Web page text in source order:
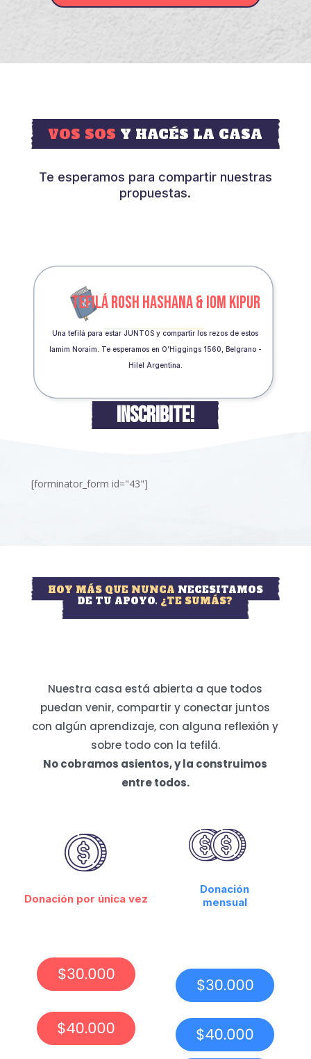
VOS SOS Y HACÉS LA CASA
Te esperamos para compartir nuestras
propuestas.
TEFILÁ ROSH HASHANA & IOM KIPUR
Una tefilá para estar JUNTOS y compartir los rezos de estos
Iamim Noraim. Te esperamos en O’Higgings 1560, Belgrano -
Hilel Argentina.
INSCRIBITE!
[forminator_form id="43"]
HOY MÁS QUE NUNCA NECESITAMOS
DE TU APOYO. ¿TE SUMÁS?
Nuestra casa está abierta a que todos
puedan venir, compartir y conectar juntos
con algún aprendizaje, con alguna reflexión y
sobre todo con la tefilá.
No cobramos asientos, y la construimos
entre todos.
Donación por única vez
Donación
mensual